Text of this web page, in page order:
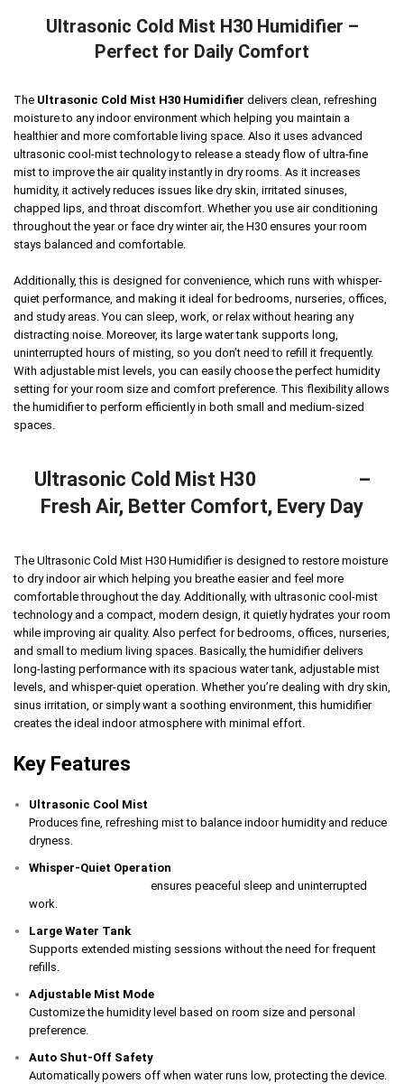
Ultrasonic Cold Mist H30 Humidifier –
Perfect for Daily Comfort
The Ultrasonic Cold Mist H30 Humidifier delivers clean, refreshing
moisture to any indoor environment which helping you maintain a
healthier and more comfortable living space. Also it uses advanced
ultrasonic cool-mist technology to release a steady flow of ultra-fine
mist to improve the air quality instantly in dry rooms. As it increases
humidity, it actively reduces issues like dry skin, irritated sinuses,
chapped lips, and throat discomfort. Whether you use air conditioning
throughout the year or face dry winter air, the H30 ensures your room
stays balanced and comfortable.
Additionally, this is designed for convenience, which runs with whisper-
quiet performance, and making it ideal for bedrooms, nurseries, offices,
and study areas. You can sleep, work, or relax without hearing any
distracting noise. Moreover, its large water tank supports long,
uninterrupted hours of misting, so you don’t need to refill it frequently.
With adjustable mist levels, you can easily choose the perfect humidity
setting for your room size and comfort preference. This flexibility allows
the humidifier to perform efficiently in both small and medium-sized
spaces.
Ultrasonic Cold Mist H30
–
Fresh Air, Better Comfort, Every Day
The Ultrasonic Cold Mist H30 Humidifier is designed to restore moisture
to dry indoor air which helping you breathe easier and feel more
comfortable throughout the day. Additionally, with ultrasonic cool-mist
technology and a compact, modern design, it quietly hydrates your room
while improving air quality. Also perfect for bedrooms, offices, nurseries,
and small to medium living spaces. Basically, the humidifier delivers
long-lasting performance with its spacious water tank, adjustable mist
levels, and whisper-quiet operation. Whether you’re dealing with dry skin,
sinus irritation, or simply want a soothing environment, this humidifier
creates the ideal indoor atmosphere with minimal effort.
Key Features
Ultrasonic Cool Mist
Produces fine, refreshing mist to balance indoor humidity and reduce
dryness.
Whisper-Quiet Operation
ensures peaceful sleep and uninterrupted
work.
Large Water Tank
Supports extended misting sessions without the need for frequent
refills.
Adjustable Mist Mode
Customize the humidity level based on room size and personal
preference.
Auto Shut-Off Safety
Automatically powers off when water runs low, protecting the device.